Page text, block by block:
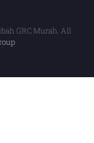
GRC Murah. All